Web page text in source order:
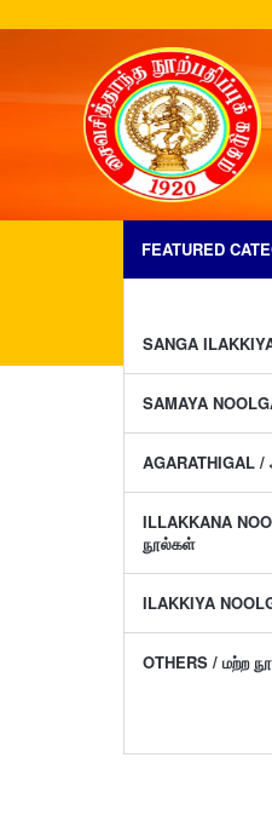
FEATURED
SANGA
SAMAYA
AGARATHIGAL
ILLAKKANA
நூல்கள்
ILAKKIYA
OTHERS / மற்ற
JAMES ALLEN